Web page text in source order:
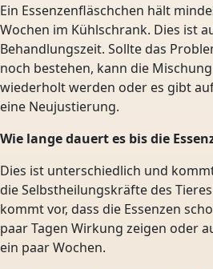
Ein Essenzenfläschchen hält
Wochen im Kühlschrank. Dies ist
Behandlungszeit. Sollte das
noch bestehen, kann die
wiederholt werden oder es gibt
eine Neujustierung.
Wie lange dauert es bis die
Dies ist unterschiedlich und
die Selbstheilungskräfte des Tieres
kommt vor, dass die Essenzen
paar Tagen Wirkung zeigen oder
ein paar Wochen.